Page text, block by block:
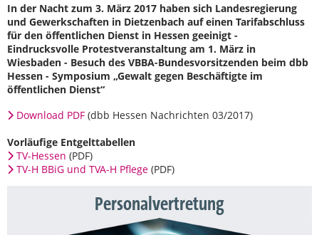
In der Nacht zum 3. März 2017 haben sich Landesregierung
und Gewerkschaften in Dietzenbach auf einen Tarifabschluss
für den öffentlichen Dienst in Hessen geeinigt -
Eindrucksvolle Protestveranstaltung am 1. März in
Wiesbaden - Besuch des VBBA-Bundesvorsitzenden beim dbb
Hessen - Symposium „Gewalt gegen Beschäftigte im
öffentlichen Dienst“
Download PDF (dbb Hessen Nachrichten 03/2017)
Vorläufige Entgelttabellen
TV-Hessen (PDF)
TV-H BBiG und TVA-H Pflege (PDF)
Personalvertretung